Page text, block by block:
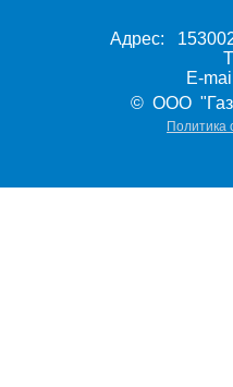
Адрес:
E-
© ООО
Политика